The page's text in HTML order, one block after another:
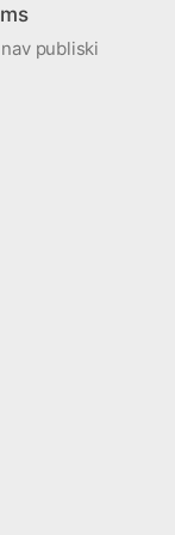
publiski